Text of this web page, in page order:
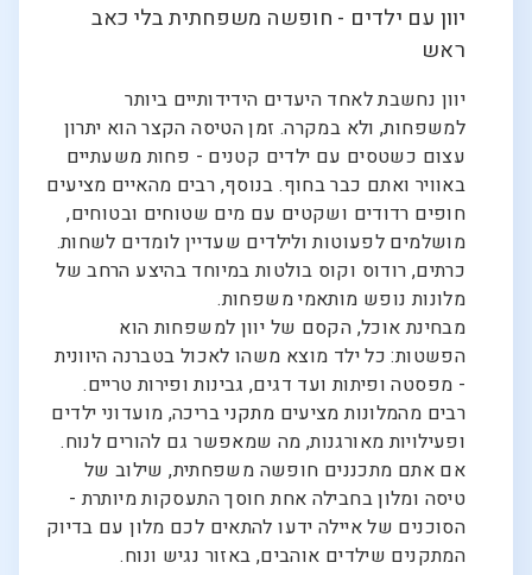
יוון עם ילדים - חופשה משפחתית בלי כאב
ראש
יוון נחשבת לאחד היעדים הידידותיים ביותר
למשפחות, ולא במקרה. זמן הטיסה הקצר הוא יתרון
עצום כשטסים עם ילדים קטנים - פחות משעתיים
באוויר ואתם כבר בחוף. בנוסף, רבים מהאיים מציעים
חופים רדודים ושקטים עם מים שטוחים ובטוחים,
מושלמים לפעוטות ולילדים שעדיין לומדים לשחות.
כרתים, רודוס וקוס בולטות במיוחד בהיצע הרחב של
מלונות נופש מותאמי משפחות.
מבחינת אוכל, הקסם של יוון למשפחות הוא
הפשטות: כל ילד מוצא משהו לאכול בטברנה היוונית
- מפסטה ופיתות ועד דגים, גבינות ופירות טריים.
רבים מהמלונות מציעים מתקני בריכה, מועדוני ילדים
ופעילויות מאורגנות, מה שמאפשר גם להורים לנוח.
אם אתם מתכננים חופשה משפחתית, שילוב של
טיסה ומלון בחבילה אחת חוסך התעסקות מיותרת -
הסוכנים של איילה ידעו להתאים לכם מלון עם בדיוק
המתקנים שילדים אוהבים, באזור נגיש ונוח.